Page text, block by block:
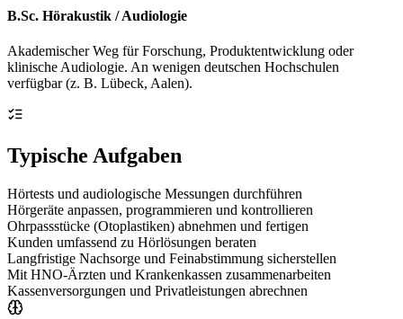
B.Sc. Hörakustik / Audiologie
Akademischer Weg für Forschung, Produktentwicklung oder
klinische Audiologie. An wenigen deutschen Hochschulen
verfügbar (z. B. Lübeck, Aalen).
Typische Aufgaben
Hörtests und audiologische Messungen durchführen
Hörgeräte anpassen, programmieren und kontrollieren
Ohrpassstücke (Otoplastiken) abnehmen und fertigen
Kunden umfassend zu Hörlösungen beraten
Langfristige Nachsorge und Feinabstimmung sicherstellen
Mit HNO-Ärzten und Krankenkassen zusammenarbeiten
Kassenversorgungen und Privatleistungen abrechnen